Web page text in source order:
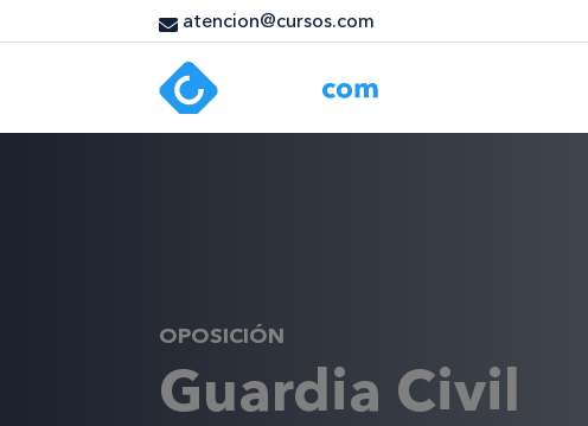
atencion@cursos.com
OPOSICIÓN
Guardia Civil